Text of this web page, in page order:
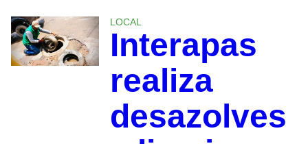
LOCAL
Interapas
realiza
desazolves